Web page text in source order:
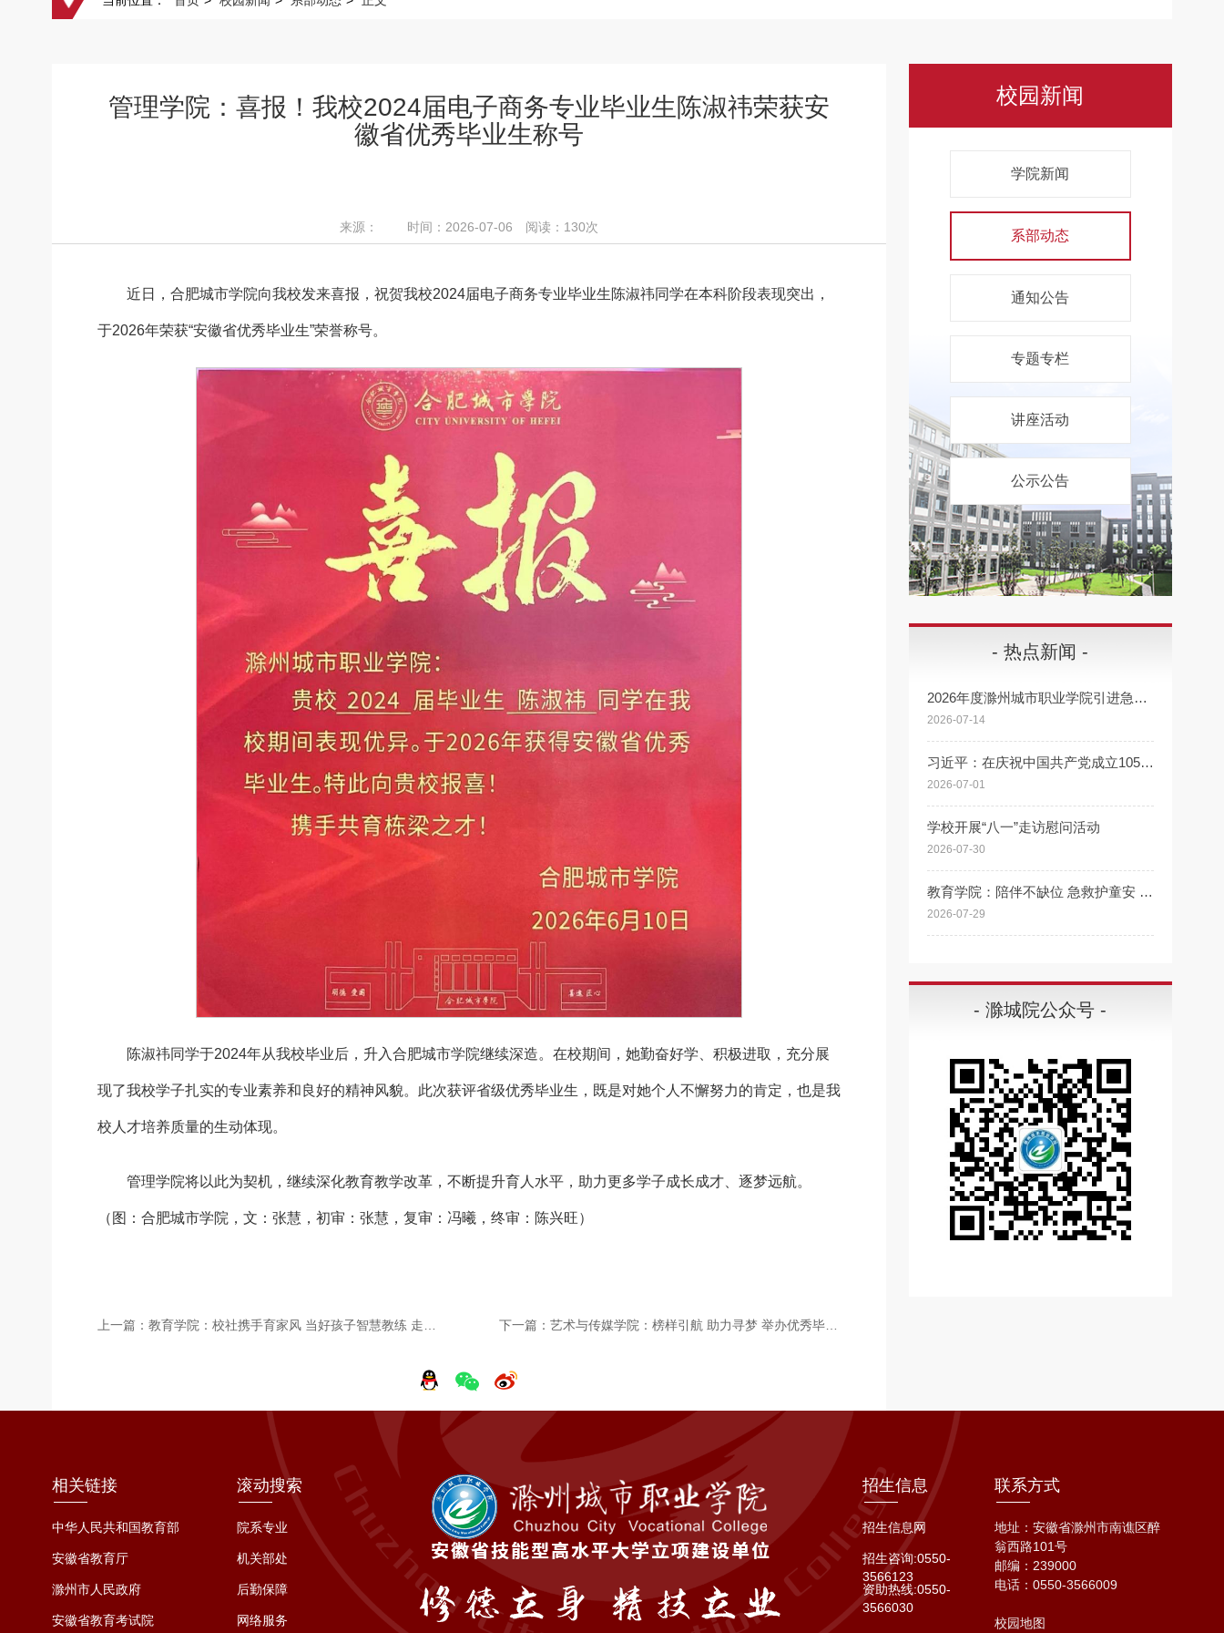
校园新闻
学院新闻
系部动态
通知公告
专题专栏
讲座活动
公示公告
- 热点新闻 -
2026年度滁州城市职业学院引进急需紧缺高层次人才公告
2026-07-14
习近平：在庆祝中国共产党成立105周年大会上的讲话
2026-07-01
学校开展“八一”走访慰问活动
2026-07-30
教育学院：陪伴不缺位 急救护童安 “好爸爸课堂”走进同乐社区开展专题授课
2026-07-29
- 滁城院公众号 -
管理学院：喜报！我校2024届电子商务专业毕业生陈淑祎荣获安
徽省优秀毕业生称号
来源： 时间：2026-07-06 阅读： 130次
近日，合肥城市学院向我校发来喜报，祝贺我校2024届电子商务专业毕业生陈淑祎同学在本科阶段表现突出，
于2026年荣获“安徽省优秀毕业生”荣誉称号。
陈淑祎同学于2024年从我校毕业后，升入合肥城市学院继续深造。在校期间，她勤奋好学、积极进取，充分展
现了我校学子扎实的专业素养和良好的精神风貌。此次获评省级优秀毕业生，既是对她个人不懈努力的肯定，也是我
校人才培养质量的生动体现。
管理学院将以此为契机，继续深化教育教学改革，不断提升育人水平，助力更多学子成长成才、逐梦远航。
（图：合肥城市学院，文：张慧，初审：张慧，复审：冯曦，终审：陈兴旺）
下一篇：艺术与传媒学院：榜样引航 助力寻梦 举办优秀毕业生专升本经验分享会
相关链接
中华人民共和国教育部
安徽省教育厅
滁州市人民政府
安徽省教育考试院
滚动搜索
院系专业
机关部处
后勤保障
网络服务
招生信息
招生信息网
招生咨询:0550-
3566123
资助热线:0550-
3566030
联系方式
地址：安徽省滁州市南谯区醉
翁西路101号
邮编：239000
电话： 0550-3566009
校园地图